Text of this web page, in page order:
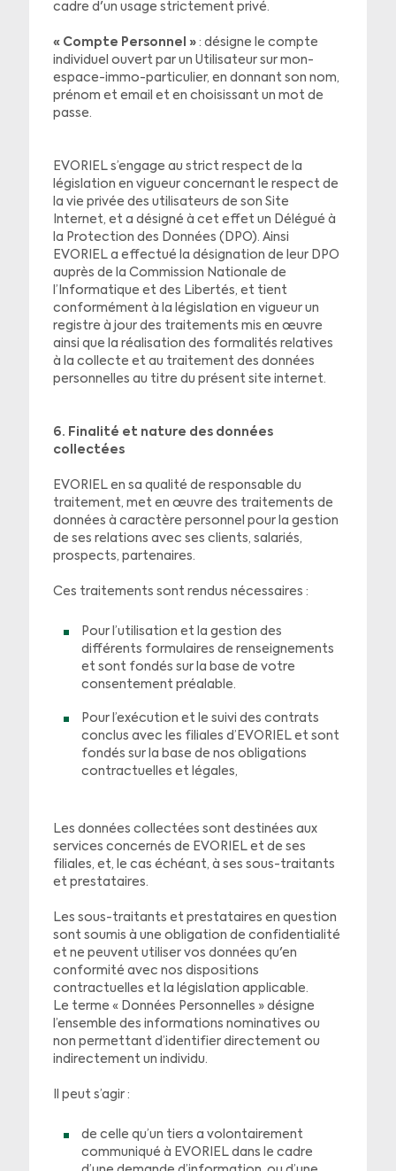
cadre d'un usage strictement privé.
« Compte Personnel » : désigne le compte
individuel ouvert par un Utilisateur sur mon-
espace-immo-particulier, en donnant son nom,
prénom et email et en choisissant un mot de
passe.
EVORIEL s’engage au strict respect de la
législation en vigueur concernant le respect de
la vie privée des utilisateurs de son Site
Internet, et a désigné à cet effet un Délégué à
la Protection des Données (DPO). Ainsi
EVORIEL a effectué la désignation de leur DPO
auprès de la Commission Nationale de
l’Informatique et des Libertés, et tient
conformément à la législation en vigueur un
registre à jour des traitements mis en œuvre
ainsi que la réalisation des formalités relatives
à la collecte et au traitement des données
personnelles au titre du présent site internet.
6. Finalité et nature des données
collectées
EVORIEL en sa qualité de responsable du
traitement, met en œuvre des traitements de
données à caractère personnel pour la gestion
de ses relations avec ses clients, salariés,
prospects, partenaires.
Ces traitements sont rendus nécessaires :
Pour l’utilisation et la gestion des
différents formulaires de renseignements
et sont fondés sur la base de votre
consentement préalable.
Pour l’exécution et le suivi des contrats
conclus avec les filiales d’EVORIEL et sont
fondés sur la base de nos obligations
contractuelles et légales,
Les données collectées sont destinées aux
services concernés de EVORIEL et de ses
filiales, et, le cas échéant, à ses sous-traitants
et prestataires.
Les sous-traitants et prestataires en question
sont soumis à une obligation de confidentialité
et ne peuvent utiliser vos données qu'en
conformité avec nos dispositions
contractuelles et la législation applicable.
Le terme « Données Personnelles » désigne
l’ensemble des informations nominatives ou
non permettant d’identifier directement ou
indirectement un individu.
Il peut s’agir :
de celle qu’un tiers a volontairement
communiqué à EVORIEL dans le cadre